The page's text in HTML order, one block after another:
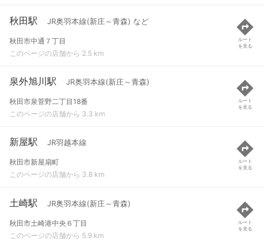
秋田駅 JR奥羽本線(新庄～青森) など
秋田市中通７丁目
このページの店舗から 2.5 km
ルート
を見る
泉外旭川駅 JR奥羽本線(新庄～青森)
秋田市泉菅野二丁目18番
このページの店舗から 3.3 km
ルート
を見る
新屋駅 JR羽越本線
秋田市新屋扇町
このページの店舗から 3.8 km
ルート
を見る
土崎駅 JR奥羽本線(新庄～青森)
秋田市土崎港中央６丁目
このページの店舗から 5.9 km
ルート
を見る